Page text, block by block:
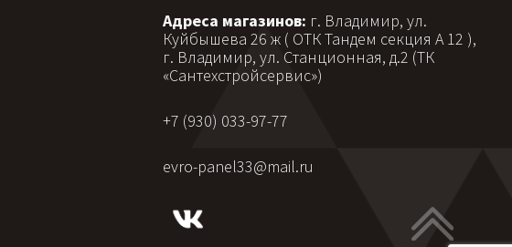
Адреса магазинов: г. Владимир, ул.
Куйбышева 26 ж ( ОТК Тандем секция А 12 ),
г. Владимир, ул. Станционная, д.2 (ТК
«Сантехстройсервис»)
+7 (930) 033-97-77
evro-panel33@mail.ru